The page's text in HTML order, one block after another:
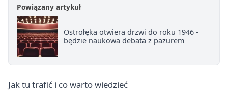
Powiązany artykuł
Ostrołęka otwiera drzwi do roku 1946 -
będzie naukowa debata z pazurem
Jak tu trafić i co warto wiedzieć